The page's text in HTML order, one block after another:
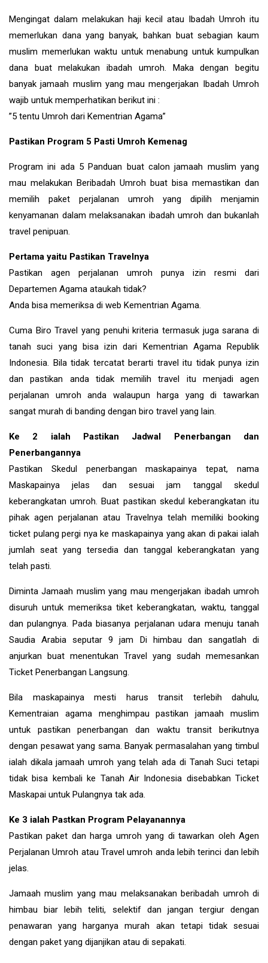
Mengingat dalam melakukan haji kecil atau Ibadah Umroh itu
memerlukan dana yang banyak, bahkan buat sebagian kaum
muslim memerlukan waktu untuk menabung untuk kumpulkan
dana buat melakukan ibadah umroh. Maka dengan begitu
banyak jamaah muslim yang mau mengerjakan Ibadah Umroh
wajib untuk memperhatikan berikut ini :
”5 tentu Umroh dari Kementrian Agama”
Pastikan Program 5 Pasti Umroh Kemenag
Program ini ada 5 Panduan buat calon jamaah muslim yang
mau melakukan Beribadah Umroh buat bisa memastikan dan
memilih paket perjalanan umroh yang dipilih menjamin
kenyamanan dalam melaksanakan ibadah umroh dan bukanlah
travel penipuan.
Pertama yaitu Pastikan Travelnya
Pastikan agen perjalanan umroh punya izin resmi dari
Departemen Agama ataukah tidak?
Anda bisa memeriksa di web Kementrian Agama.
Cuma Biro Travel yang penuhi kriteria termasuk juga sarana di
tanah suci yang bisa izin dari Kementrian Agama Republik
Indonesia. Bila tidak tercatat berarti travel itu tidak punya izin
dan pastikan anda tidak memilih travel itu menjadi agen
perjalanan umroh anda walaupun harga yang di tawarkan
sangat murah di banding dengan biro travel yang lain.
Ke 2 ialah Pastikan Jadwal Penerbangan dan
Penerbangannya
Pastikan Skedul penerbangan maskapainya tepat, nama
Maskapainya jelas dan sesuai jam tanggal skedul
keberangkatan umroh. Buat pastikan skedul keberangkatan itu
pihak agen perjalanan atau Travelnya telah memiliki booking
ticket pulang pergi nya ke maskapainya yang akan di pakai ialah
jumlah seat yang tersedia dan tanggal keberangkatan yang
telah pasti.
Diminta Jamaah muslim yang mau mengerjakan ibadah umroh
disuruh untuk memeriksa tiket keberangkatan, waktu, tanggal
dan pulangnya. Pada biasanya perjalanan udara menuju tanah
Saudia Arabia seputar 9 jam Di himbau dan sangatlah di
anjurkan buat menentukan Travel yang sudah memesankan
Ticket Penerbangan Langsung.
Bila maskapainya mesti harus transit terlebih dahulu,
Kementraian agama menghimpau pastikan jamaah muslim
untuk pastikan penerbangan dan waktu transit berikutnya
dengan pesawat yang sama. Banyak permasalahan yang timbul
ialah dikala jamaah umroh yang telah ada di Tanah Suci tetapi
tidak bisa kembali ke Tanah Air Indonesia disebabkan Ticket
Maskapai untuk Pulangnya tak ada.
Ke 3 ialah Pastkan Program Pelayanannya
Pastikan paket dan harga umroh yang di tawarkan oleh Agen
Perjalanan Umroh atau Travel umroh anda lebih terinci dan lebih
jelas.
Jamaah muslim yang mau melaksanakan beribadah umroh di
himbau biar lebih teliti, selektif dan jangan tergiur dengan
penawaran yang harganya murah akan tetapi tidak sesuai
dengan paket yang dijanjikan atau di sepakati.